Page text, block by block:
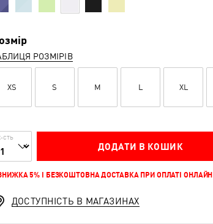
РОЗМІРІВ
XS S M L XL
СТЬ
ДОДАТИ В КОШИК
5% І БЕЗКОШТОВНА ДОСТАВКА ПРИ ОПЛАТІ ОНЛАЙН
ДОСТУПНІСТЬ В МАГАЗИНАХ